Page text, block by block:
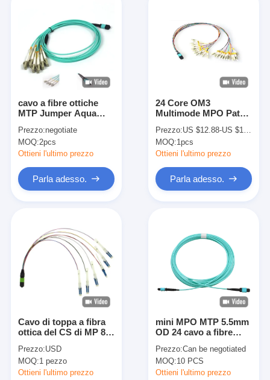
Casa
Prodotti
Giro della fabbrica
Controllo di qualità
Contattici
Parla adesso.
WDM MUX DEMUX
separatore a fibra ottica del plc
cavo a fibre ottiche
cavo a fibre ottiche
MTP Jumper Aqua
di uscita MPO di 12F
LC millimetro
Prezzo:negotiate
MOQ:2pcs
Ottieni l'ultimo prezzo
Parla adesso.
24 Core OM3
Multimode MPO Patch
per data center ad alta
densità
Prezzo:US $12.88-US $18.88/ Pcs
MOQ:1pcs
Ottieni l'ultimo prezzo
Parla adesso.
Cavo di toppa a fibra
ottica del CS di MP 8F
MTP
Prezzo:USD
MOQ:1 pezzo
Ottieni l'ultimo prezzo
mini MPO MTP 5.5mm
OD 24 cavo a fibre
MTP del centro di 5M
Armored 12
Prezzo:Can be negotiated
MOQ:10 PCS
Ottieni l'ultimo prezzo